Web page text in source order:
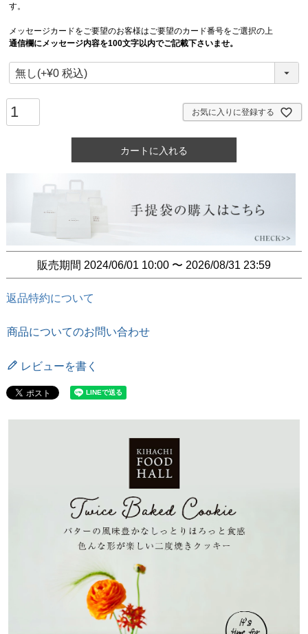
す。
メッセージカードをご要望のお客様はご要望のカード番号をご選択の上
通信欄にメッセージ内容を100文字以内でご記載下さいませ。
お気に入りに登録する
カートに入れる
販売期間 2024/06/01 10:00 〜 2026/08/31 23:59
返品特約について
商品についてのお問い合わせ
レビューを書く